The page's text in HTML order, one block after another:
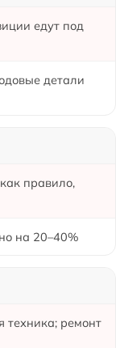
едут под
детали
правило,
на 20–40%
техника; ремонт